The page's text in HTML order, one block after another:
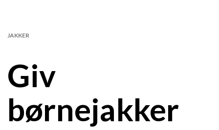
Giv
børnejakker
JAKKER